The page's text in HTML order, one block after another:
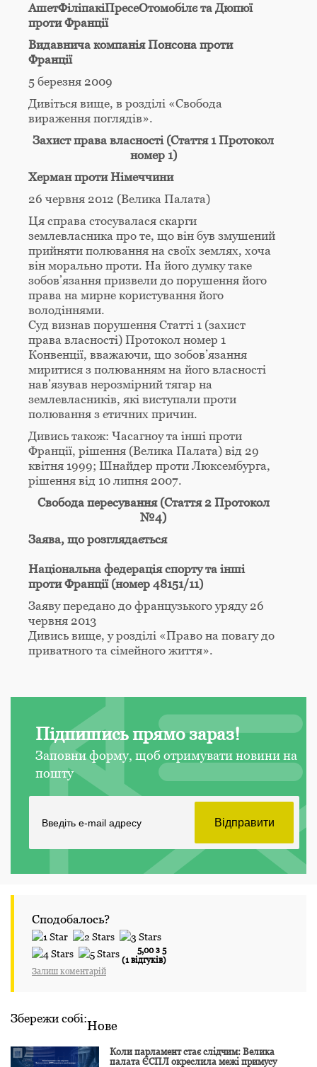
АшетФіліпакіПресеОтомобілє та Дюпюї
проти Франції
Видавнича компанія Понсона проти
Франції
5 березня 2009
Дивіться вище, в розділі «Свобода
вираження поглядів».
Захист права власності (Стаття 1 Протокол
номер 1)
Херман проти Німеччини
26 червня 2012 (Велика Палата)
Ця справа стосувалася скарги
землевласника про те, що він був змушений
прийняти полювання на своїх землях, хоча
він морально проти. На його думку таке
зобов’язання призвели до порушення його
права на мирне користування його
володіннями.
Суд визнав порушення Статті 1 (захист
права власності) Протокол номер 1
Конвенції, вважаючи, що зобов’язання
миритися з полюванням на його власності
нав’язував нерозмірний тягар на
землевласників, які виступали проти
полювання з етичних причин.
Дивись також: Часагноу та інші проти
Франції, рішення (Велика Палата) від 29
квітня 1999; Шнайдер проти Люксембурга,
рішення від 10 липня 2007.
Свобода пересування (Стаття 2 Протокол
№4)
Заява, що розглядається
Національна федерація спорту та інші
проти Франції (номер 48151/11)
Заяву передано до французького уряду 26
червня 2013
Дивись вище, у розділі «Право на повагу до
приватного та сімейного життя».
Підпишись прямо зараз!
Заповни форму, щоб отримувати новини на
пошту
Сподобалось?
5,00 з 5
(1 відгуків)
Залиш коментарій
Збережи собі:Нове
Коли парламент стає слідчим: Велика
палата ЄСПЛ окреслила межі примусу